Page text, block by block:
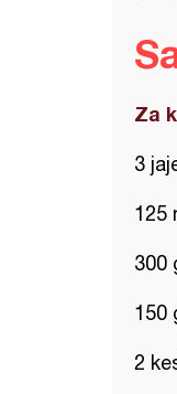
Za
3
125
300
150
2